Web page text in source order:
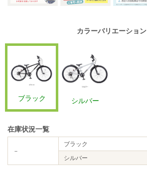
カラーバリエーション
ブラック シルバー
在庫状況一覧
－
ブラック
シルバー